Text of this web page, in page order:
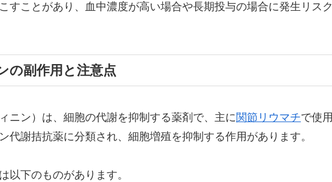
すことがあり、血中濃度が高い場合や長期投与の場合に発生リスク
の副作用と注意点
ニン）は、細胞の代謝を抑制する薬剤で、主に関節リウマチで使用
代謝拮抗薬に分類され、細胞増殖を抑制する作用があります。
以下のものがあります。